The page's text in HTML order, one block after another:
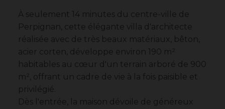
À seulement 14 minutes du centre-ville de
Perpignan, cette élégante villa d'architecte
réalisée avec de très beaux matériaux, bêton,
acier corten, développe environ 190 m²
habitables au cœur d'un terrain arboré de 900
m², offrant un cadre de vie à la fois paisible et
privilégié.
Dès l'entrée, la maison dévoile de généreux